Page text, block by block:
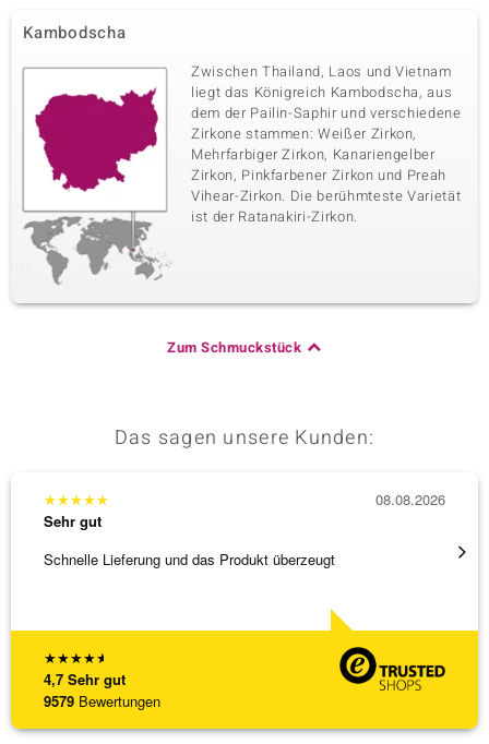
Kambodscha
Zwischen Thailand, Laos und Vietnam
liegt das Königreich Kambodscha, aus
dem der Pailin-Saphir und verschiedene
Zirkone stammen: Weißer Zirkon,
Mehrfarbiger Zirkon, Kanariengelber
Zirkon, Pinkfarbener Zirkon und Preah
Vihear-Zirkon. Die berühmteste Varietät
ist der Ratanakiri-Zirkon.
Zum Schmuckstück
Das sagen unsere Kunden:
★★★★★
4,7 Sehr gut
9579 Bewertungen
★★★★★
Sehr gut
Schnelle Lieferung und das Produkt überzeugt
08.08.2026